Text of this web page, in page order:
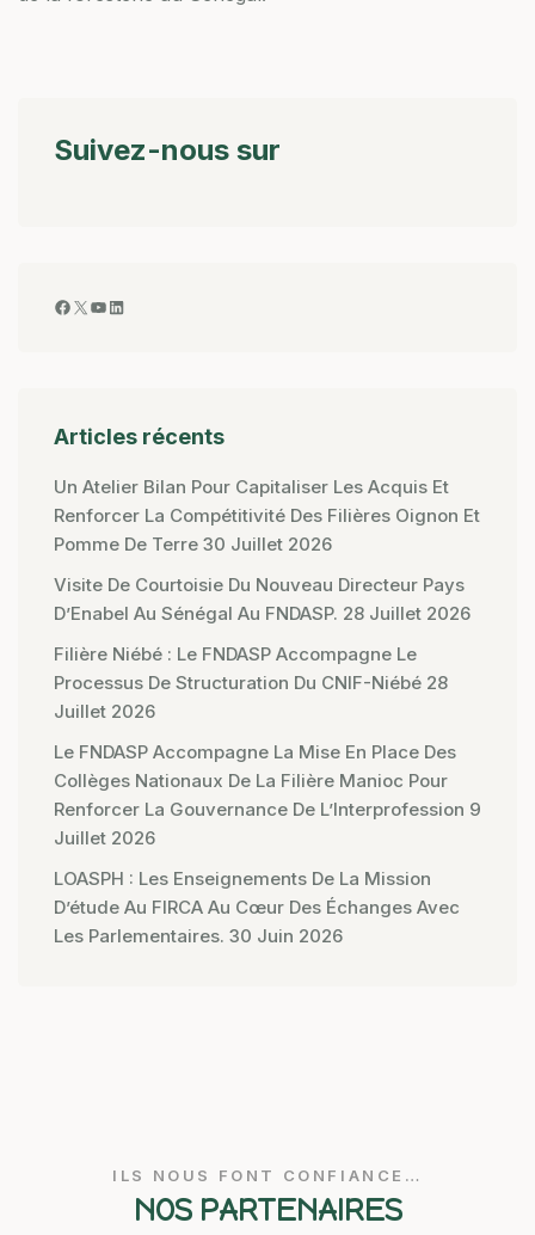
Suivez-nous sur
Articles récents
Un Atelier Bilan Pour Capitaliser Les Acquis Et
Renforcer La Compétitivité Des Filières Oignon Et
Pomme De Terre 30 Juillet 2026
Visite De Courtoisie Du Nouveau Directeur Pays
D’Enabel Au Sénégal Au FNDASP. 28 Juillet 2026
Filière Niébé : Le FNDASP Accompagne Le
Processus De Structuration Du CNIF-Niébé 28
Juillet 2026
Le FNDASP Accompagne La Mise En Place Des
Collèges Nationaux De La Filière Manioc Pour
Renforcer La Gouvernance De L’Interprofession 9
Juillet 2026
LOASPH : Les Enseignements De La Mission
D’étude Au FIRCA Au Cœur Des Échanges Avec
Les Parlementaires. 30 Juin 2026
ILS NOUS FONT CONFIANCE…
NOS PARTENAIRES